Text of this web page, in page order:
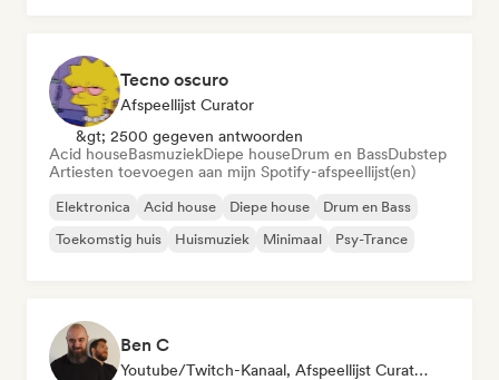
Tecno oscuro
Afspeellijst Curator
&gt; 2500 gegeven antwoorden
Acid houseBasmuziekDiepe houseDrum en BassDubstep
Artiesten toevoegen aan mijn Spotify-afspeellijst(en)
Elektronica Acid house Diepe house
Drum en Bass
Toekomstig huis
Huismuziek Minimaal Psy-Trance
Ben C
Youtube/Twitch-Kanaal, Afspeellijst Curator